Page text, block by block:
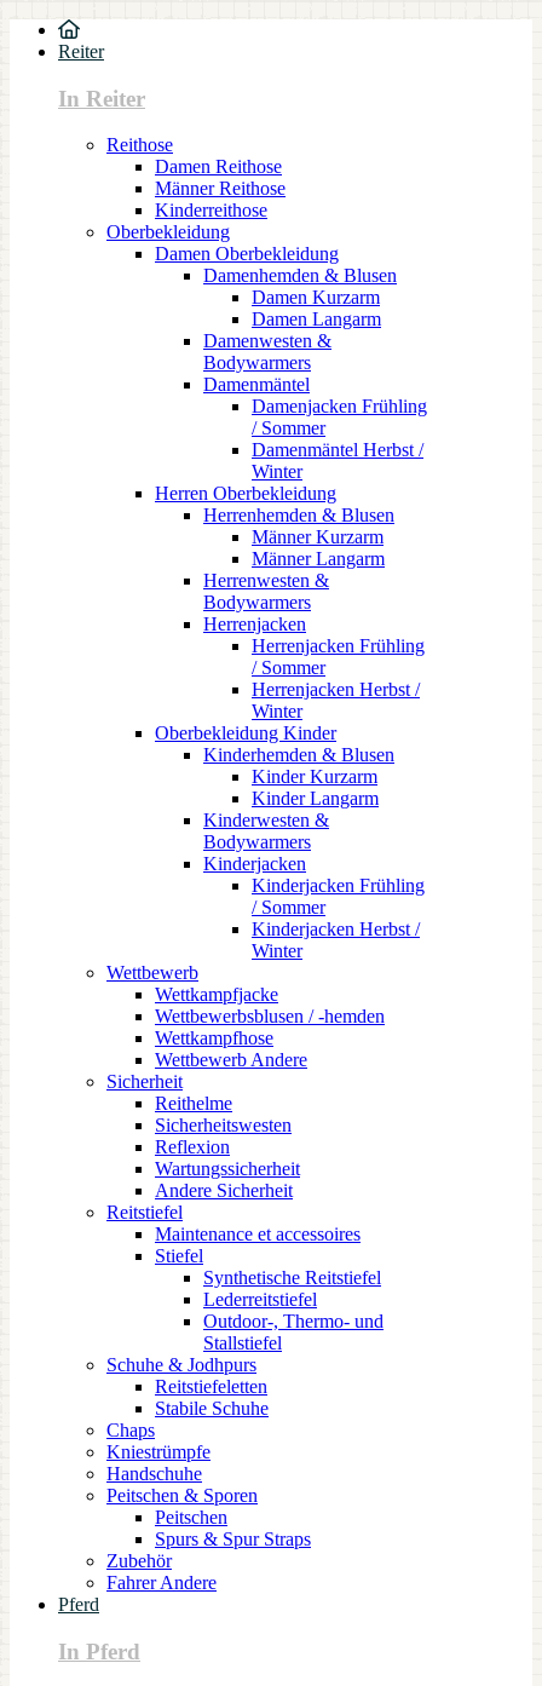
Reiter
In Reiter
Reithose
Damen Reithose
Männer Reithose
Kinderreithose
Oberbekleidung
Damen Oberbekleidung
Damenhemden & Blusen
Damen Kurzarm
Damen Langarm
Damenwesten &
Bodywarmers
Damenmäntel
Damenjacken Frühling
/ Sommer
Damenmäntel Herbst /
Winter
Herren Oberbekleidung
Herrenhemden & Blusen
Männer Kurzarm
Männer Langarm
Herrenwesten &
Bodywarmers
Herrenjacken
Herrenjacken Frühling
/ Sommer
Herrenjacken Herbst /
Winter
Oberbekleidung Kinder
Kinderhemden & Blusen
Kinder Kurzarm
Kinder Langarm
Kinderwesten &
Bodywarmers
Kinderjacken
Kinderjacken Frühling
/ Sommer
Kinderjacken Herbst /
Winter
Wettbewerb
Wettkampfjacke
Wettbewerbsblusen / -hemden
Wettkampfhose
Wettbewerb Andere
Sicherheit
Reithelme
Sicherheitswesten
Reflexion
Wartungssicherheit
Andere Sicherheit
Reitstiefel
Maintenance et accessoires
Stiefel
Synthetische Reitstiefel
Lederreitstiefel
Outdoor-, Thermo- und
Stallstiefel
Schuhe & Jodhpurs
Reitstiefeletten
Stabile Schuhe
Chaps
Kniestrümpfe
Handschuhe
Peitschen & Sporen
Peitschen
Spurs & Spur Straps
Zubehör
Fahrer Andere
Pferd
In Pferd